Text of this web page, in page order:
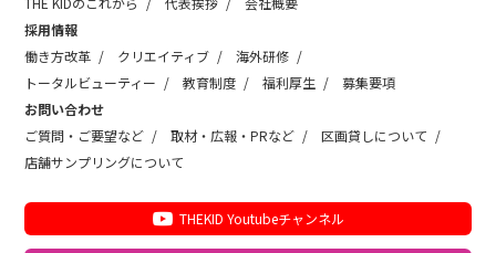
採用情報
働き方改革
クリエイティブ
海外研修
トータルビューティー
教育制度 福利厚生
募集要項
お問い合わせ
ご質問・ご要望など
取材・広報・PRなど
区画貸しについて
店舗サンプリングについて
THEKID Youtubeチャンネル